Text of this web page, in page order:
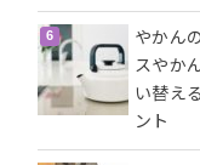
やかん
スやか
い替え
ント